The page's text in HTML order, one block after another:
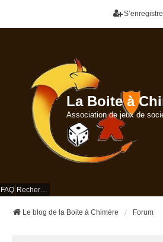
La Boite à
Association de jeux de
FAQ Rechercher
Le blog de la Boite à Chimère Forum